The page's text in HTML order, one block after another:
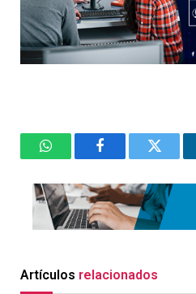
WhatsAppFacebookTwitter
Artículos relacionados